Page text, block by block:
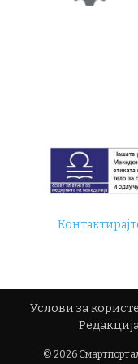
Услови за
© 2026